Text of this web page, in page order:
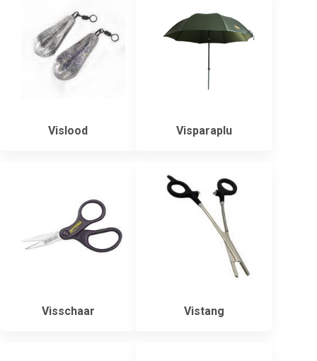
Vislood Visparaplu
Visschaar Vistang